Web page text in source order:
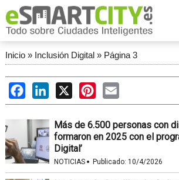
Inicio» Inclusión Digital» Página 3
FacebookLinkedIn
X PinterestEmail
Más de 6.500 personas con
formaron en 2025 con el
Digital’
NOTICIAS · Publicado: 10/4/2026